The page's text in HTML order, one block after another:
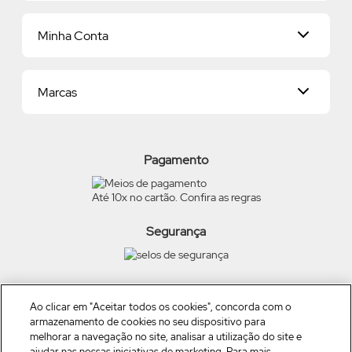
Política de Privacidade
Trocas e Devoluções
Carga Tributária
Scent Cards
Quero ser Revendedor
Minha Conta
Meus endereços
Marcas
Quem Disse, Berenice?
Pagamento
Até 10x no cartão. Confira as regras
Segurança
Siga a empresa nas redes
Ao clicar em "Aceitar todos os cookies", concorda com o
armazenamento de cookies no seu dispositivo para
melhorar a navegação no site, analisar a utilização do site e